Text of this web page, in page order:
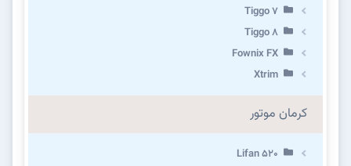
Tiggo 7
Tiggo 8
Fownix FX
Xtrim
کرمان موتور
Lifan 520